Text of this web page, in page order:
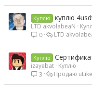
Куплю куплю
LTD akvolabeaN
0
LTD
Куплю
izayebat Куплю
3
Продаю uLike